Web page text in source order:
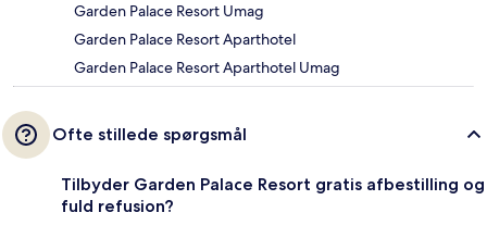
Garden Palace Resort Umag
Garden Palace Resort Aparthotel
Garden Palace Resort Aparthotel Umag
Ofte stillede spørgsmål
Tilbyder Garden Palace Resort gratis afbestilling og
fuld refusion?